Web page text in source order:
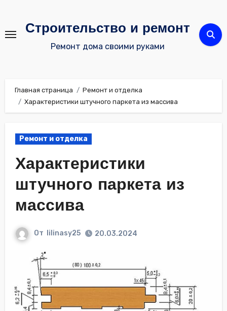
содержимому
Строительство и ремонт
Ремонт дома своими руками
Главная страница
Ремонт и отделка
Характеристики штучного паркета из массива
Ремонт и отделка
Характеристики
штучного паркета из
массива
От lilinasy25 20.03.2024